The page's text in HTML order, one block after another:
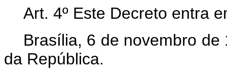
Art. 4º Este Decreto entra
Brasília, 6 de novembro de
da República.